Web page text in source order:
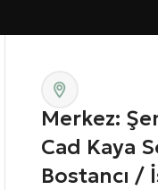
Merkez:
Cad Kaya
Bostancı /